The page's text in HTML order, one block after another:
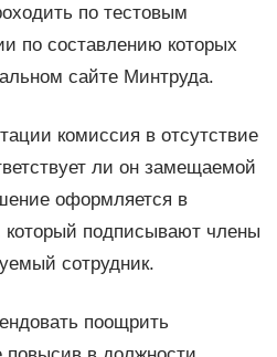
по тестовым
по составлению которых
сайте Минтруда.
комиссия в отсутствие
ли он замещаемой
оформляется в
который подписывают члены
сотрудник.
поощрить